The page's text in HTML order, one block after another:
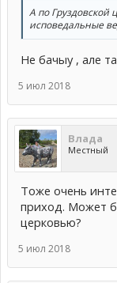
А по Груздовской
исповедальные
Не бачыу , але
5 июл 2018
Влада
Местный
Тоже очень
приход. Может
церковью?
5 июл 2018